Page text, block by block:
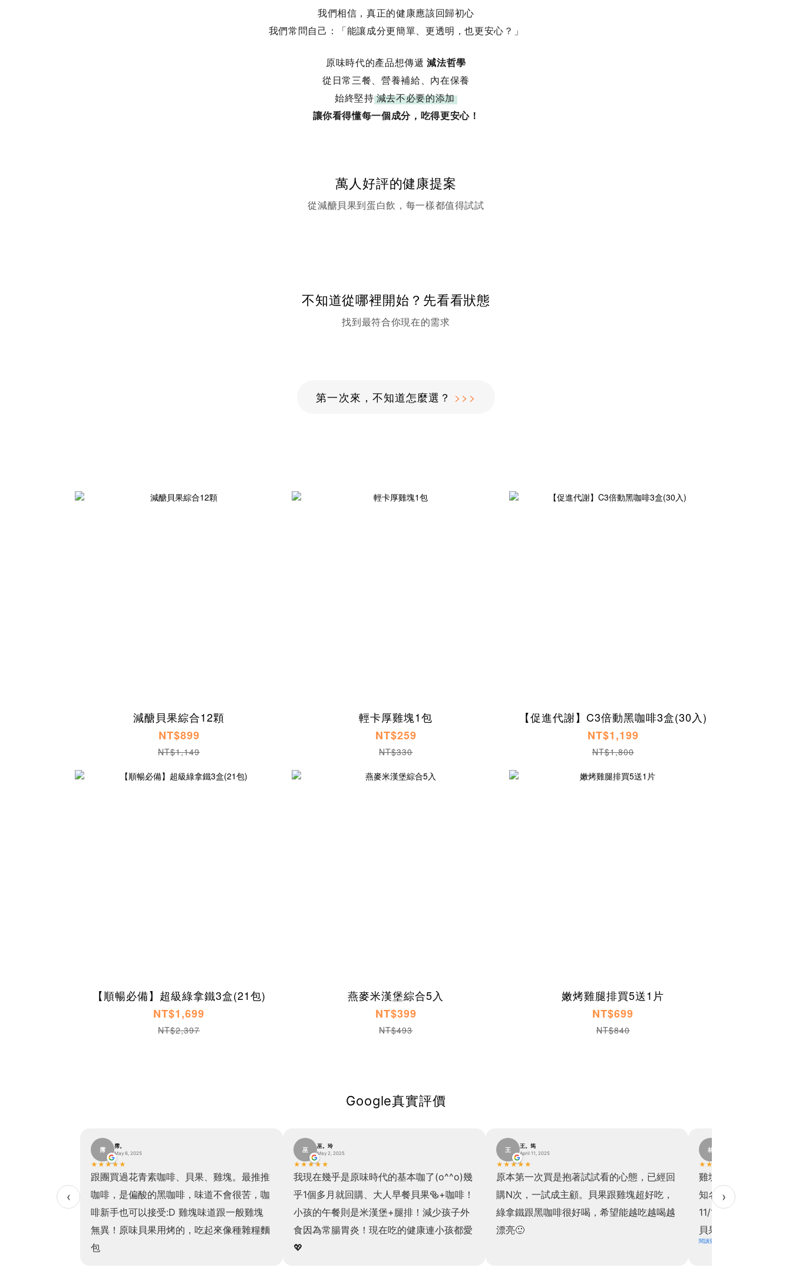
我們相信，真正的健康應該回歸初心
我們常問自己：「能讓成分更簡單、更透明，也更安心？」
原味時代的產品想傳遞減法哲學
從日常三餐、營養補給、內在保養
始終堅持 減去不必要的添加
讓你看得懂每一個成分，吃得更安心！
萬人好評的健康提案
從減醣貝果到蛋白飲，每一樣都值得試試
不知道從哪裡開始？先看看狀態
找到最符合你現在的需求
第一次來，不知道怎麼選？ >>>
減醣貝果綜合12顆
NT$899
NT$1,149
輕卡厚雞塊1包
NT$259
NT$330
【促進代謝】C3倍動黑咖啡3盒(30入)
NT$1,199
NT$1,800
【順暢必備】超級綠拿鐵3盒(21包)
NT$1,699
NT$2,397
燕麥米漢堡綜合5入
NT$399
NT$493
嫩烤雞腿排買5送1片
NT$699
NT$840
Google真實評價
‹
有飽足感且吃
我最愛的是高
霈 霈。
May 6, 2025
★ ★ ★★ ★
跟團買過花青素咖啡、貝果、雞塊。最推推
咖啡，是偏酸的黑咖啡，味道不會很苦，咖
啡新手也可以接受:D 雞塊味道跟一般雞塊
無異！原味貝果用烤的，吃起來像種雜糧麵
包
巫 巫。玲
May 2, 2025
★ ★ ★★ ★
我現在幾乎是原味時代的基本咖了(o^^o)幾
乎1個多月就回購、大人早餐貝果🥯+咖啡！
小孩的午餐則是米漢堡+腿排！減少孩子外
食因為常腸胃炎！現在吃的健康連小孩都愛
💖
王 王。筠
April 11, 2025
★ ★ ★★ ★
原本第一次買是抱著試試看的心態，已經回
購N次，一試成主顧。貝果跟雞塊超好吃，
綠拿鐵跟黑咖啡很好喝，希望能越吃越喝越
漂亮🙂
林
★ ★
雞塊真的超級超級超
知名速食好吃！！於
11/11直接下單買六送
貝果也是，關於飲食
上天派來讓我解饞的
閱讀更多
›